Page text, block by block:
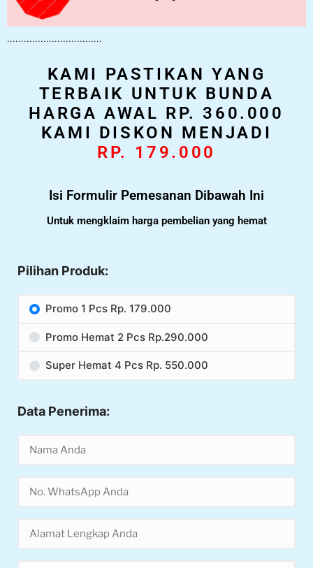
..................................
KAMI PASTIKAN YANG
TERBAIK UNTUK BUNDA
HARGA AWAL RP. 360.000
KAMI DISKON MENJADI
RP. 179.000
Isi Formulir Pemesanan Dibawah Ini
Untuk mengklaim harga pembelian yang hemat
Pilihan Produk:
Promo 1 Pcs Rp. 179.000
Promo Hemat 2 Pcs Rp.290.000
Super Hemat 4 Pcs Rp. 550.000
Data Penerima: